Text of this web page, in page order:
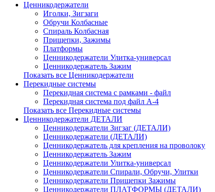
Ценникодержатели
Иголки, Зигзаги
Обручи Колбасные
Cпираль Колбасная
Прищепки, Зажимы
Платформы
Ценникодержатели Улитка-универсал
Ценникодержатель Зажим
Показать все Ценникодержатели
Перекидные системы
Перекидная система с рамками - файл
Перекидная система под файл А-4
Показать все Перекидные системы
Ценникодержатели ДЕТАЛИ
Ценникодержатели Зигзаг (ДЕТАЛИ)
Ценникодержатели (ДЕТАЛИ)
Ценникодержатель для крепления на проволоку
Ценникодержатель Зажим
Ценникодержатели Улитка-универсал
Ценникодержатели Спирали, Обручи, Улитки
Ценникодержатели Прищепки Зажимы
Ценникодержатели ПЛАТФОРМЫ (ДЕТАЛИ)